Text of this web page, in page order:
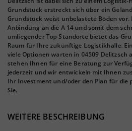
Grundstück erstreckt sich über ein
Grundstück weist unbelastete Böden vor.
Anbindung an die A 14 und somit dem
umliegender Top-Standorte bietet das
Raum für Ihre zukünftige Logistikhalle.
viele Optionen warten in 04509 Delitzsch
stehen Ihnen für eine Beratung zur
jederzeit und wir entwickeln mit Ihnen
Ihr Investment und/oder den Plan für die
Sie.
WEITERE BESCHREIBUNG